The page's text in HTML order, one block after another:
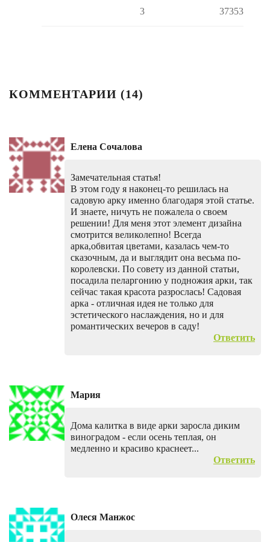
3
37353
КОММЕНТАРИИ (14)
Елена Сочалова
Замечательная статья!
В этом году я наконец-то решилась на
садовую арку именно благодаря этой статье.
И знаете, ничуть не пожалела о своем
решении! Для меня этот элемент дизайна
смотрится великолепно! Всегда
арка,обвитая цветами, казалась чем-то
сказочным, да и выглядит она весьма по-
королевски. По совету из данной статьи,
посадила пеларгонию у подножия арки, так
сейчас такая красота разрослась! Садовая
арка - отличная идея не только для
эстетического наслаждения, но и для
романтических вечеров в саду!
Ответить
Мария
Дома калитка в виде арки заросла диким
виноградом - если осень теплая, он
медленно и красиво краснеет...
Ответить
Олеся Манжос